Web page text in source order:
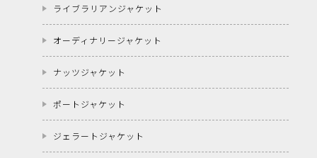
ライブラリアンジャケット
オーディナリージャケット
ナッツジャケット
ポートジャケット
ジェラートジャケット